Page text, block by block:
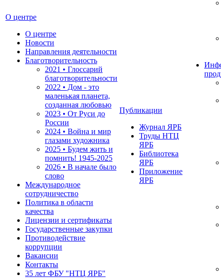
О центре
О центре
Новости
Направления деятельности
Благотворительность
2021 • Глоссарий
благотворительности
2022 • Дом - это
маленькая планета,
созданная любовью
2023 • От Руси до
России
2024 • Война и мир
глазами художника
2025 • Будем жить и
помнить! 1945-2025
2026 • В начале было
слово
Международное
сотрудничество
Политика в области
качества
Лицензии и сертификаты
Государственные закупки
Противодействие
коррупции
Вакансии
Контакты
35 лет ФБУ "НТЦ ЯРБ"
Публикации
Журнал ЯРБ
Труды НТЦ
ЯРБ
Библиотека
ЯРБ
Приложение
ЯРБ